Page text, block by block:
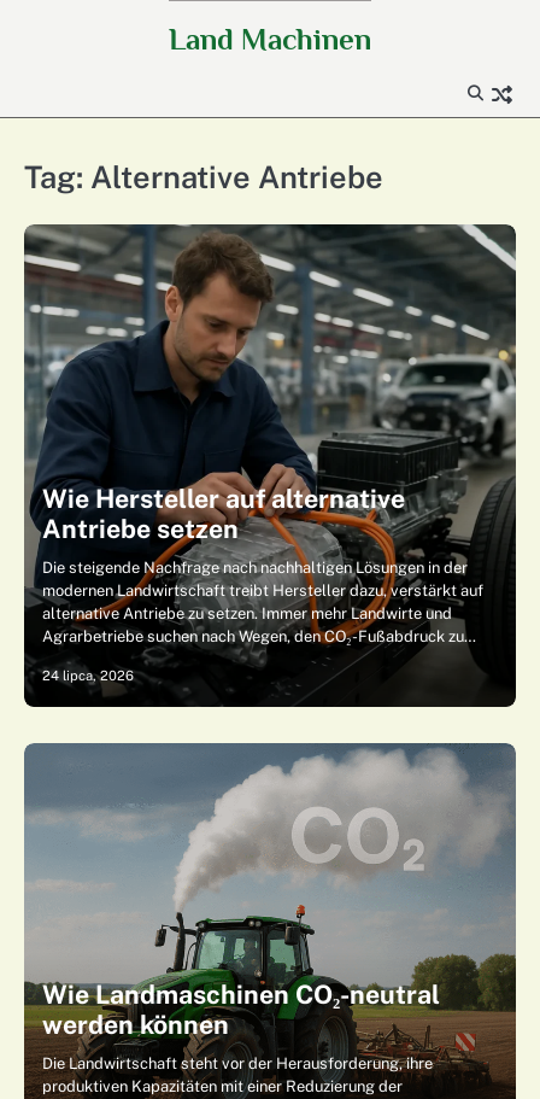
Land Machinen
Tag: Alternative Antriebe
Wie Hersteller auf alternative
Antriebe setzen
Die steigende Nachfrage nach nachhaltigen Lösungen in der
modernen Landwirtschaft treibt Hersteller dazu, verstärkt auf
alternative Antriebe zu setzen. Immer mehr Landwirte und
Agrarbetriebe suchen nach Wegen, den CO₂-Fußabdruck zu…
24 lipca, 2026
Wie Landmaschinen CO₂-neutral
werden können
Die Landwirtschaft steht vor der Herausforderung, ihre
produktiven Kapazitäten mit einer Reduzierung der